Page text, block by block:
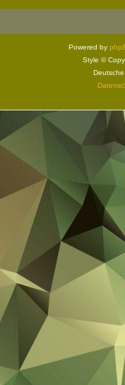
Powered by
Style ©